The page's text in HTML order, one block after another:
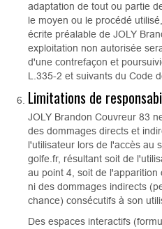
adaptation de tout ou partie
le moyen ou le procédé
écrite préalable de JOLY
exploitation non autorisée
d'une contrefaçon et
L.335-2 et suivants du Code
Limitations de
JOLY Brandon Couvreur 83
des dommages directs et
l'utilisateur lors de l'accès au
golfe.fr, résultant soit de
au point 4, soit de l'apparition
ni des dommages indirects
chance) consécutifs à son
Des espaces interactifs